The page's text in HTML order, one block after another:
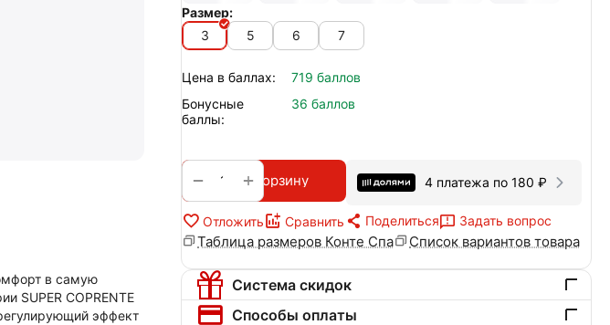
Размер:
3
5 6 7
Цена в баллах:
719 баллов
Бонусные
баллы:
36 баллов
+
− В корзину 4 платежа по 180 ₽
Отложить Сравнить Поделиться Задать вопрос
Таблица размеров Конте Спа Список вариантов товара
Система скидок
Способы оплаты
в самую
SUPER COPRENTE
эффект